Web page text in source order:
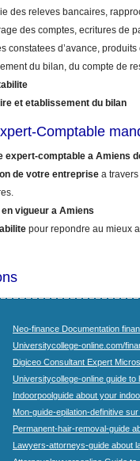
des releves bancaires,
des comptes, ecritures de
constatees d’avance,
du bilan, du compte de
et etablissement du bilan
Comptable
expert-comptable a Amiens
de votre entreprise a
vigueur a Amiens
pour repondre au mieux
Neo-finance Documentation
Universitycollege-online.com/
Digiceo Consultant Expert
Universitycollege-online guide to
Indoorpoolguide about your
Mon-guide-epilation-definitive
Permanent-hair-removal-guide
Lawyers-attorneys-guide about